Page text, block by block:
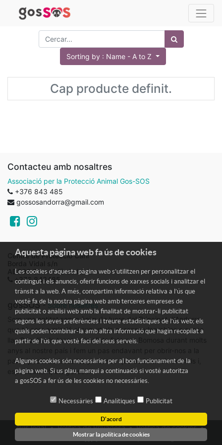
Sorting by : Name - A to Z
Cap producte definit.
Contacteu amb nosaltres
Associació per la Protecció Animal Gos-SOS
+376 843 485
gossosandorra@gmail.com
Centre de Protecció Caní
AD600 Sant Julià de Lòria
+376 843485
gosSOS - Sobre nosaltres
Som una entitat sense ànim de lucre del Principat d'Andorra
que té com a missió el suport als gossos vulnerables o sense
llar. Recollim la tasca animalista feta per Bomosa durant molts
participació de totes les persones que estimen els animals i,
especialment, els gossos.
Avís legal Política de Privadesa Política de cookies
Desenvolupat per TdA- Tècniques d'Avantguarda
Aquesta pàgina web fa ús de cookies
Les cookies d’aquesta pàgina web s’utilitzen per personalitzar el
contingut i els anuncis, oferir funcions de xarxes socials i analitzar el
trànsit a la web. A més, compartim informació relativa a l’ús que
vostè fa de la nostra pàgina web amb terceres empreses de
publicitat o anàlisi web amb la finalitat de mostrar-li publicitat
segons les seves preferències i treure estadístiques de l’ús web; els
quals poden combinar-la amb altra informació que hagin recopilat a
partir de l’ús que vostè faci del seus serveis.
Algunes cookies són necessàries per al bon funcionament de la
pàgina web. Si us plau, marqui a continuació si vostè autoritza
a gosSOS a fer ús de les cookies no necessàries.
Necessàries Analítiques Publicitat
D'acord
Mostrar la política de cookies